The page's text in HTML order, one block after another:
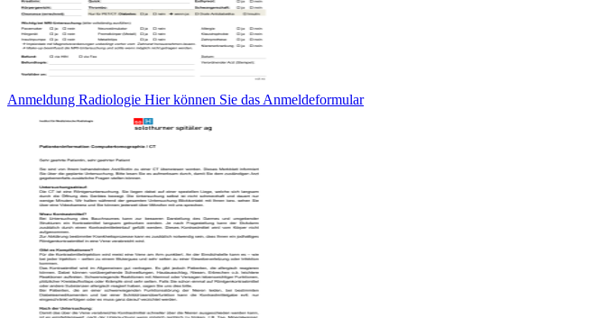
Anmeldung Radiologie Hier können Sie das Anmeldeformular